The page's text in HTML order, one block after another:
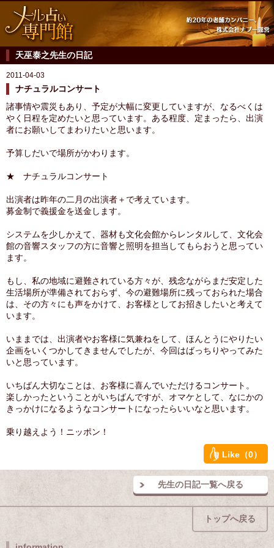
天巫泰之先生の日記
2011-04-03
ナチュラルコンサート
諸事情や震災もあり、予定が大幅に変更していますが、なるべくは
やく日程を定めたいと思っています。ある程度、定まったら、出演
者にお願いしてまわりたいと思います。
予算しだいで場所がかわります。
★ ナチュラルコンサート
出演者は昨年の二月の出演者＋で考えています。
募金制で義援金を送金します。
システムを少しかえて、器材も文化会館からレンタルして、文化会
館の音響スタッフの方に音響と照明を担当してもらおうと思ってい
ます。
もし、私の地域に避難されている方々が、残念ながらまだ安定した
生活場所が準備されておらず、今の避難場所に残っておられた場合
は、その方々にも声をかけて、お客様としてお招きしたいと考えて
います。
いままでは、出演者やお客様に気兼ねをして、ほんとうにやりたい
企画をいくつかしてきませんでしたが、今回はばっちりやってみた
いと思っています。
いちばん大切なことは、お客様に喜んでいただけるコンサート。
楽しかったということがいちばんですが、オマケとして、なにかの
きっかけになるようなコンサートになったらいいなと思います。
乗り越えよう！ニッポン！
Like（0）
先生の日記一覧へ戻る
トップへ戻る